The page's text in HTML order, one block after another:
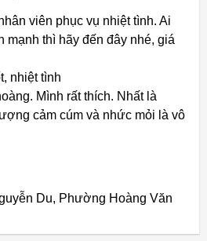
viên phục vụ nhiệt tình. Ai
mạnh thì hãy đến đây nhé, giá
nhiệt tình
Mình rất thích. Nhất là
cảm cúm và nhức mỏi là vô
Du, Phường Hoàng Văn